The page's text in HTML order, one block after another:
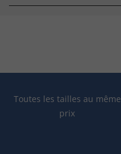
Toutes les tailles au même
prix